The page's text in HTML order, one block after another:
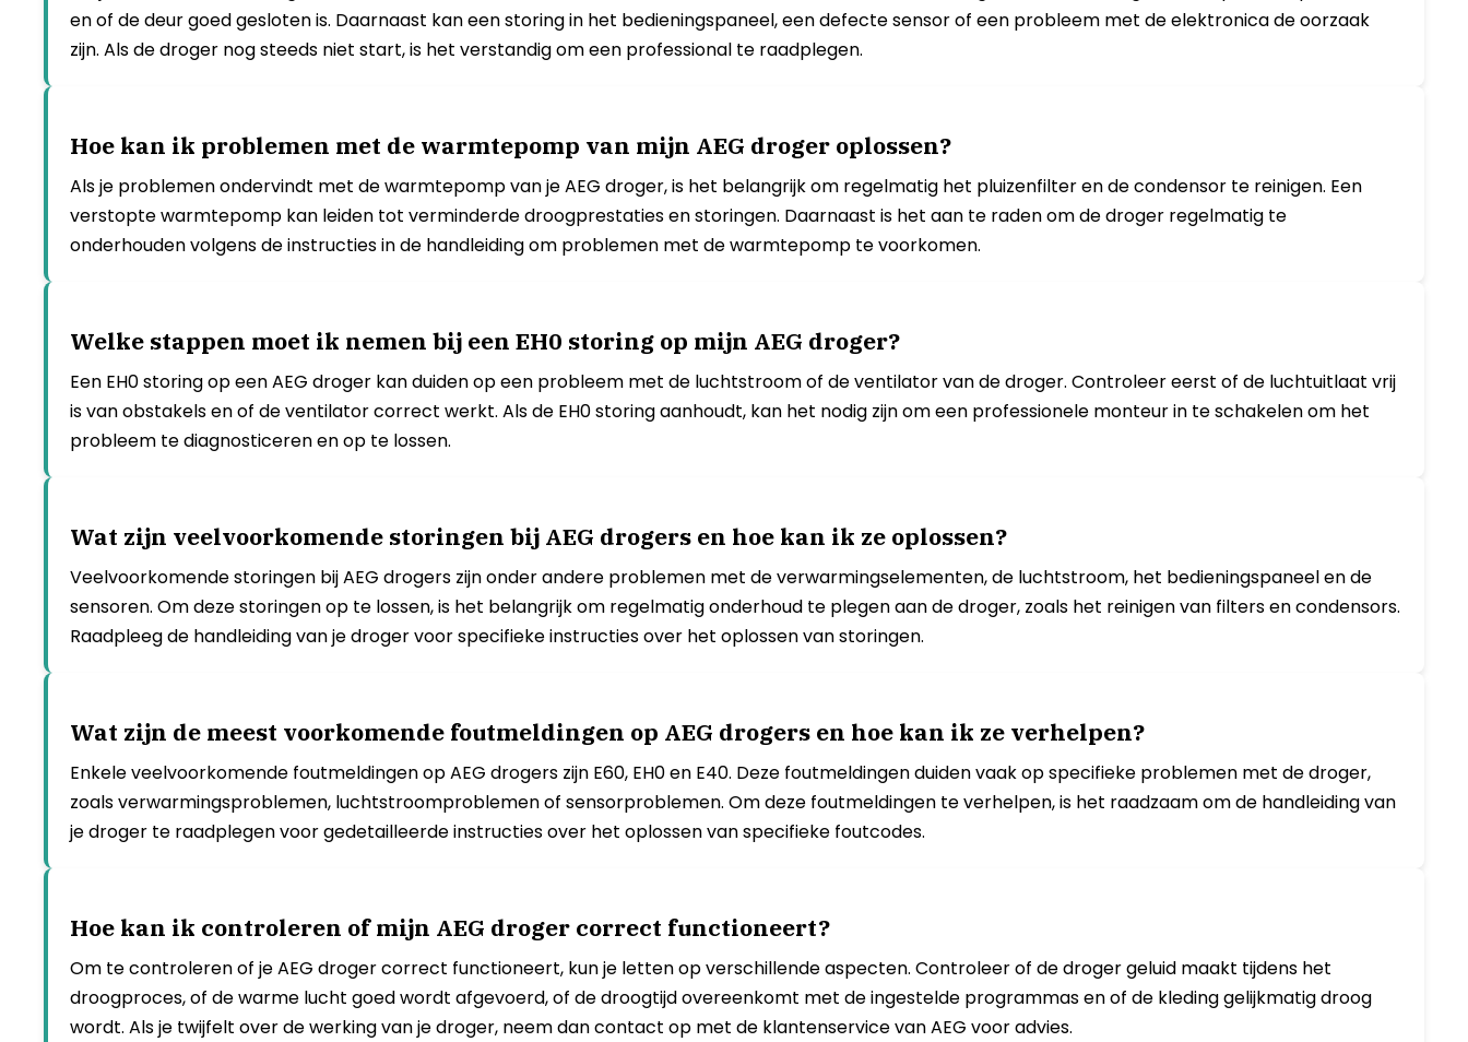
en of de deur goed gesloten is. Daarnaast kan een storing in het bedieningspaneel, een defecte sensor of een probleem met de elektronica de oorzaak
zijn. Als de droger nog steeds niet start, is het verstandig om een professional te raadplegen.
Hoe kan ik problemen met de warmtepomp van mijn AEG droger oplossen?
Als je problemen ondervindt met de warmtepomp van je AEG droger, is het belangrijk om regelmatig het pluizenfilter en de condensor te reinigen. Een
verstopte warmtepomp kan leiden tot verminderde droogprestaties en storingen. Daarnaast is het aan te raden om de droger regelmatig te
onderhouden volgens de instructies in de handleiding om problemen met de warmtepomp te voorkomen.
Welke stappen moet ik nemen bij een EH0 storing op mijn AEG droger?
Een EH0 storing op een AEG droger kan duiden op een probleem met de luchtstroom of de ventilator van de droger. Controleer eerst of de luchtuitlaat vrij
is van obstakels en of de ventilator correct werkt. Als de EH0 storing aanhoudt, kan het nodig zijn om een professionele monteur in te schakelen om het
probleem te diagnosticeren en op te lossen.
Wat zijn veelvoorkomende storingen bij AEG drogers en hoe kan ik ze oplossen?
Veelvoorkomende storingen bij AEG drogers zijn onder andere problemen met de verwarmingselementen, de luchtstroom, het bedieningspaneel en de
sensoren. Om deze storingen op te lossen, is het belangrijk om regelmatig onderhoud te plegen aan de droger, zoals het reinigen van filters en condensors.
Raadpleeg de handleiding van je droger voor specifieke instructies over het oplossen van storingen.
Wat zijn de meest voorkomende foutmeldingen op AEG drogers en hoe kan ik ze verhelpen?
Enkele veelvoorkomende foutmeldingen op AEG drogers zijn E60, EH0 en E40. Deze foutmeldingen duiden vaak op specifieke problemen met de droger,
zoals verwarmingsproblemen, luchtstroomproblemen of sensorproblemen. Om deze foutmeldingen te verhelpen, is het raadzaam om de handleiding van
je droger te raadplegen voor gedetailleerde instructies over het oplossen van specifieke foutcodes.
Hoe kan ik controleren of mijn AEG droger correct functioneert?
Om te controleren of je AEG droger correct functioneert, kun je letten op verschillende aspecten. Controleer of de droger geluid maakt tijdens het
droogproces, of de warme lucht goed wordt afgevoerd, of de droogtijd overeenkomt met de ingestelde programmas en of de kleding gelijkmatig droog
wordt. Als je twijfelt over de werking van je droger, neem dan contact op met de klantenservice van AEG voor advies.